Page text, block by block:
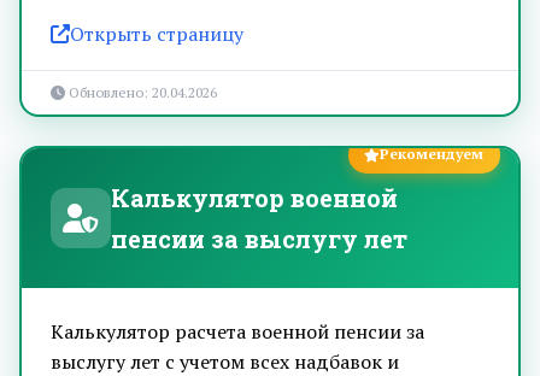
Открыть страницу
Обновлено: 20.04.2026
Рекомендуем
Калькулятор военной
пенсии за выслугу лет
Калькулятор расчета военной пенсии за
выслугу лет с учетом всех надбавок и